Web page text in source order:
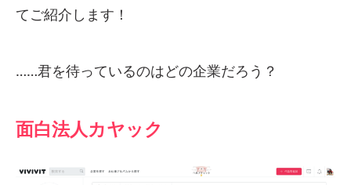
てご紹介します！
……君を待っているのはどの企業だろう？
面白法人カヤック